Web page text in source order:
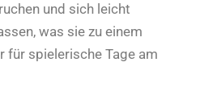
und sich leicht
was sie zu einem
für spielerische Tage am